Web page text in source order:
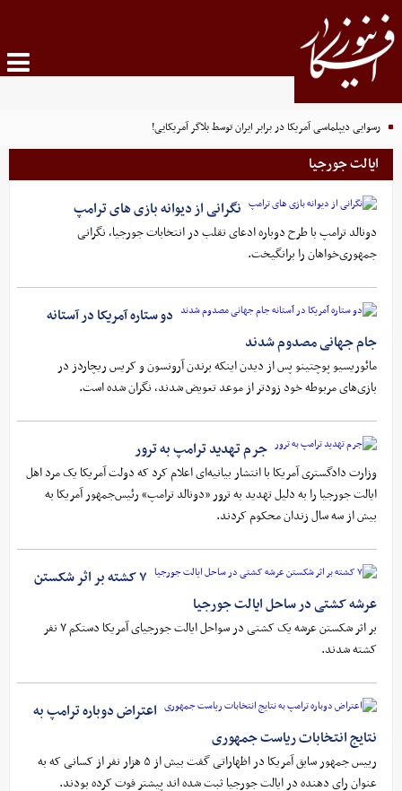
رسوایی دیپلماسی آمریکا در برابر ایران توسط بلاگر آمریکایی!
ایالت جورجیا
نگرانی از دیوانه بازی های ترامپ
دونالد ترامپ با طرح دوباره ادعای تقلب در انتخابات جورجیا، نگرانی
جمهوری‌خواهان را برانگیخت.
دو ستاره آمریکا در آستانه
جام جهانی مصدوم شدند
مائوریسیو پوچتینو پس از دیدن اینکه برندن آرونسون و کریس ریچاردز در
بازی‌های مربوطه خود زودتر از موعد تعویض شدند، نگران شده است.
جرم تهدید ترامپ به ترور
وزارت دادگستری آمریکا با انتشار بیانیه‌ای اعلام کرد که دولت آمریکا یک مرد اهل
ایالت جورجیا را به دلیل تهدید به ترور «دونالد ترامپ» رئیس‌جمهور آمریکا به
بیش از سه سال زندان محکوم کردند.
۷ کشته بر اثر شکستن
عرشه کشتی در ساحل ایالت جورجیا
بر اثر شکستن عرشه یک کشتی در سواحل ایالت جورجیای آمریکا دستکم ۷ نفر
کشته شدند.
اعتراض دوباره ترامپ به
نتایج انتخابات ریاست جمهوری
رییس جمهور سابق آمریکا در اظهاراتی گفت بیش از ۵ هزار نفر از کسانی که به
عنوان رای دهنده در ایالت جورجیا ثبت شده اند پیشتر فوت کرده بودند.